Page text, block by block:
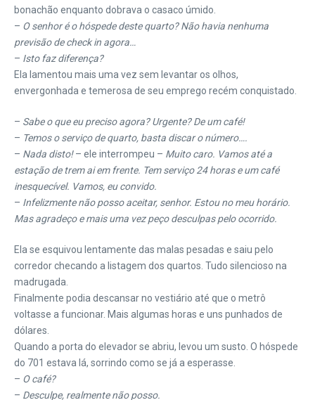
bonachão enquanto dobrava o casaco úmido.
– O senhor é o hóspede deste quarto? Não havia nenhuma
previsão de check in agora…
– Isto faz diferença?
Ela lamentou mais uma vez sem levantar os olhos,
envergonhada e temerosa de seu emprego recém conquistado.
– Sabe o que eu preciso agora? Urgente? De um café!
– Temos o serviço de quarto, basta discar o número….
– Nada disto!– ele interrompeu – Muito caro. Vamos até a
estação de trem ai em frente. Tem serviço 24 horas e um café
inesquecível. Vamos, eu convido.
– Infelizmente não posso aceitar, senhor. Estou no meu horário.
Mas agradeço e mais uma vez peço desculpas pelo ocorrido.
Ela se esquivou lentamente das malas pesadas e saiu pelo
corredor checando a listagem dos quartos. Tudo silencioso na
madrugada.
Finalmente podia descansar no vestiário até que o metrô
voltasse a funcionar. Mais algumas horas e uns punhados de
dólares.
Quando a porta do elevador se abriu, levou um susto. O hóspede
do 701 estava lá, sorrindo como se já a esperasse.
– O café?
– Desculpe, realmente não posso.